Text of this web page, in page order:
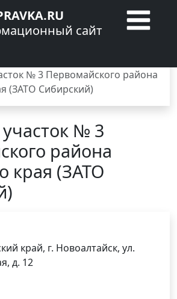
сайт
№ 3 Первомайского района
(ЗАТО Сибирский)
№ 3
района
края (ЗАТО
край, г. Новоалтайск, ул.
д. 12